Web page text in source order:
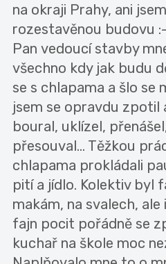
na okraji Prahy, ani
rozestavěnou budovu
Pan vedoucí stavby
všechno kdy jak budu
se s chlapama a šlo se
jsem se opravdu zpotil
boural, uklízel,
přesouval... Těžkou
chlapama prokládali
pití a jídlo. Kolektiv byl
makám, na svalech,
fajn pocit pořádně se
kuchař na škole moc